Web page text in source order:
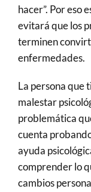
hacer”. Por eso
evitará que los
terminen
enfermedades.
La persona que
malestar
problemática
cuenta
ayuda
comprender lo
cambios